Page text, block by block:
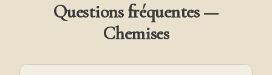
Questions fréquentes —
Chemises